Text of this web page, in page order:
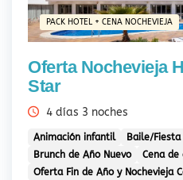
PACK HOTEL + CENA NOCHEVIEJA
Oferta Nochevieja
Star
4 días 3 noches
Animación infantil
Baile/Fiesta
Brunch de Año Nuevo
Cena
Oferta Fin de Año y Nochevieja